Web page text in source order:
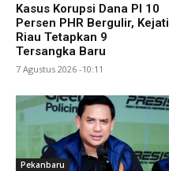
Kasus Korupsi Dana PI 10
Persen PHR Bergulir, Kejati
Riau Tetapkan 9
Tersangka Baru
7 Agustus 2026 -10:11
Pekanbaru